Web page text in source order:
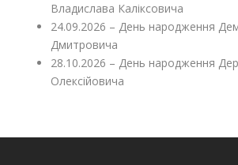
Владислава Каліксовича
24.09.2026 – День народження
Дмитровича
28.10.2026 – День народження
Олексійовича